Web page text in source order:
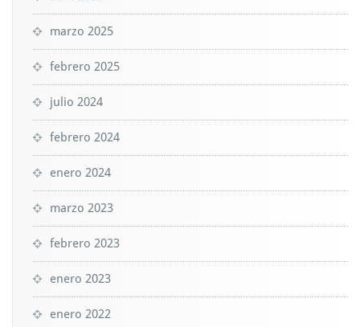
marzo 2025
febrero 2025
julio 2024
febrero 2024
enero 2024
marzo 2023
febrero 2023
enero 2023
enero 2022